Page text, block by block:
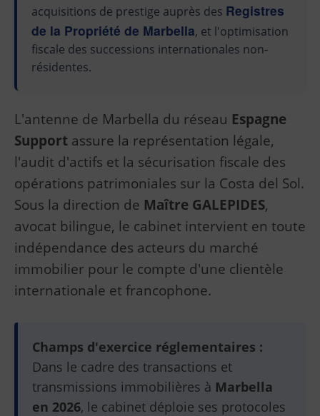
acquisitions de prestige auprès des Registres
de la Propriété de Marbella, et l'optimisation
fiscale des successions internationales non-
résidentes.
L'antenne de Marbella du réseau Espagne
Support assure la représentation légale,
l'audit d'actifs et la sécurisation fiscale des
opérations patrimoniales sur la Costa del Sol.
Sous la direction de Maître GALEPIDES,
avocat bilingue, le cabinet intervient en toute
indépendance des acteurs du marché
immobilier pour le compte d'une clientèle
internationale et francophone.
Champs d'exercice réglementaires :
Dans le cadre des transactions et
transmissions immobilières à Marbella
en 2026, le cabinet déploie ses protocoles